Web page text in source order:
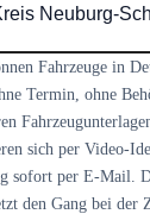
Neuburg-
Fahrzeuge in
Termin, ohne
sich per Video-
sofort per E-Mail.
den Gang bei der